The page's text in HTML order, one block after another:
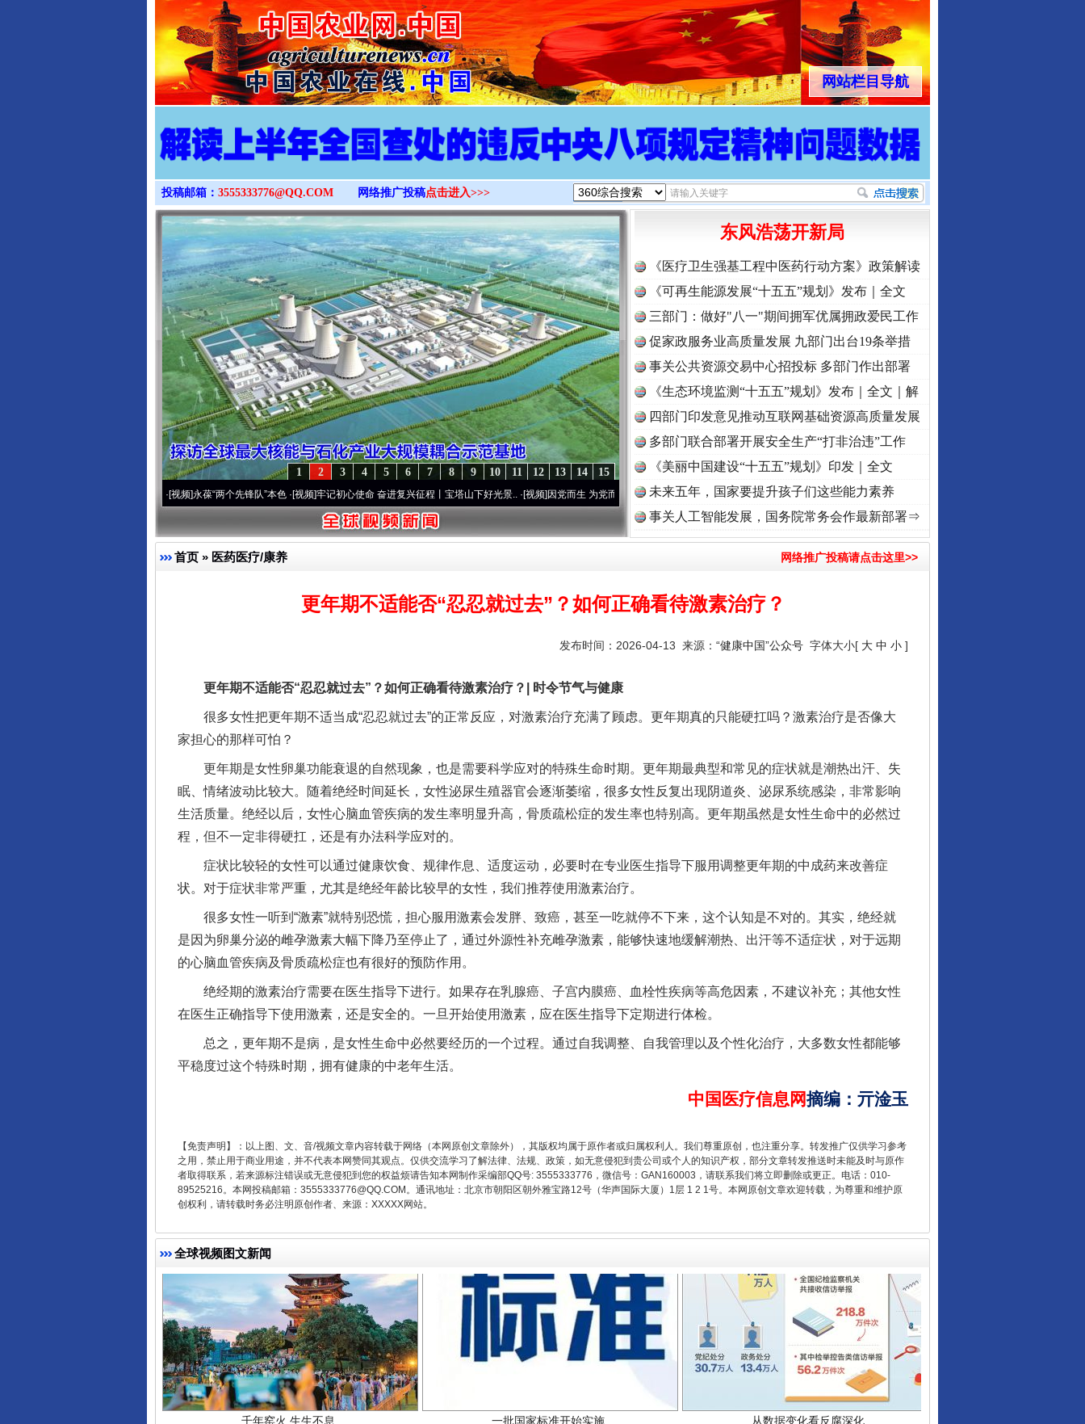
>
网站栏目导航
投稿邮箱： 3555333776@QQ.COM 网络推广投稿点击进入>>>
15
14
13
12
11
10
9
8
7
6
5
4
3
2
1
永葆“两个先锋队”本色·[视频]牢记初心使命 奋进复兴征程丨宝塔山下好光景..·[视频]因党而生 为党而战——百年“纪”事⑧加强纪律.. ·[视频]牢记初心使命 奋进复兴征程丨“转折之城”激荡..
东风浩荡开新局
《医疗卫生强基工程中医药行动方案》政策解读
《可再生能源发展“十五五”规划》发布｜全文
三部门：做好"八一"期间拥军优属拥政爱民工作
促家政服务业高质量发展 九部门出台19条举措
事关公共资源交易中心招投标 多部门作出部署
《生态环境监测“十五五”规划》发布｜全文｜解
读
四部门印发意见推动互联网基础资源高质量发展
多部门联合部署开展安全生产“打非治违”工作
《美丽中国建设“十五五”规划》印发｜全文
未来五年，国家要提升孩子们这些能力素养
事关人工智能发展，国务院常务会作最新部署⇒
首页 » 医药医疗/康养 网络推广投稿请点击这里>>
更年期不适能否“忍忍就过去”？如何正确看待激素治疗？
发布时间：2026-04-13 来源： “健康中国”公众号 字体大小[ 大 中 小 ]
更年期不适能否“忍忍就过去”？如何正确看待激素治疗？| 时令节气与健康
很多女性把更年期不适当成“忍忍就过去”的正常反应，对激素治疗充满了顾虑。更年期真的只能硬扛吗？激素治疗是否像大
家担心的那样可怕？
更年期是女性卵巢功能衰退的自然现象，也是需要科学应对的特殊生命时期。更年期最典型和常见的症状就是潮热出汗、失
眠、情绪波动比较大。随着绝经时间延长，女性泌尿生殖器官会逐渐萎缩，很多女性反复出现阴道炎、泌尿系统感染，非常影响
生活质量。绝经以后，女性心脑血管疾病的发生率明显升高，骨质疏松症的发生率也特别高。更年期虽然是女性生命中的必然过
程，但不一定非得硬扛，还是有办法科学应对的。
症状比较轻的女性可以通过健康饮食、规律作息、适度运动，必要时在专业医生指导下服用调整更年期的中成药来改善症
状。对于症状非常严重，尤其是绝经年龄比较早的女性，我们推荐使用激素治疗。
很多女性一听到“激素”就特别恐慌，担心服用激素会发胖、致癌，甚至一吃就停不下来，这个认知是不对的。其实，绝经就
是因为卵巢分泌的雌孕激素大幅下降乃至停止了，通过外源性补充雌孕激素，能够快速地缓解潮热、出汗等不适症状，对于远期
的心脑血管疾病及骨质疏松症也有很好的预防作用。
绝经期的激素治疗需要在医生指导下进行。如果存在乳腺癌、子宫内膜癌、血栓性疾病等高危因素，不建议补充；其他女性
在医生正确指导下使用激素，还是安全的。一旦开始使用激素，应在医生指导下定期进行体检。
总之，更年期不是病，是女性生命中必然要经历的一个过程。通过自我调整、自我管理以及个性化治疗，大多数女性都能够
平稳度过这个特殊时期，拥有健康的中老年生活。
中国医疗信息网摘编 ： 亓淦玉
【免责声明】：以上图、文、音/视频文章内容转载于网络（本网原创文章除外），其版权均属于原作者或归属权利人。我们尊重原创，也注重分享。转发推广仅供学习参考
之用，禁止用于商业用途，并不代表本网赞同其观点。仅供交流学习了解法律、法规、政策，如无意侵犯到贵公司或个人的知识产权，部分文章转发推送时未能及时与原作
者取得联系，若来源标注错误或无意侵犯到您的权益烦请告知本网制作采编部QQ号: 3555333776，微信号：GAN160003，请联系我们将立即删除或更正。电话：010-
89525216。本网投稿邮箱：3555333776@QQ.COM。通讯地址：北京市朝阳区朝外雅宝路12号（华声国际大厦）1层 1 2 1号。本网原创文章欢迎转载，为尊重和维护原
创权利，请转载时务必注明原创作者、来源：XXXXX网站。
全球视频图文新闻
完善运行机制助力责任有效落实 一纸欠条伤亲情 巡回调解促和解.. 行业协会接连发公告
千年窑火 生生不息 一批国家标准开始实施 从数据变化看反腐深化